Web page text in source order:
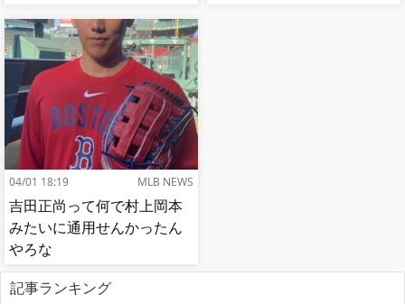
04/01 18:19 MLB NEWS
吉田正尚って何で村上岡本
みたいに通用せんかったん
やろな
記事ランキング